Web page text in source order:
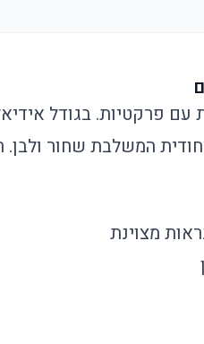
המשלבת שחור